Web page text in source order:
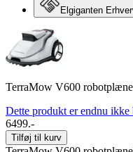
Elgiganten
TerraMow V600
Dette produkt er endnu ikke
6499.-
Tilføj til kurv